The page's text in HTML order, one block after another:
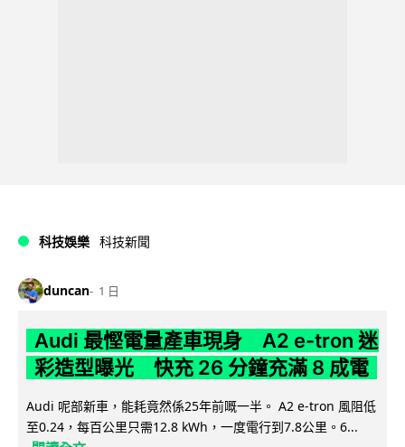
科技娛樂 科技新聞
duncan 1 日
Audi 最慳電量產車現身 A2 e-tron 迷
彩造型曝光 快充 26 分鐘充滿 8 成電
Audi 呢部新車，能耗竟然係25年前嘅一半。 A2 e-tron 風阻低
至0.24，每百公里只需12.8 kWh，一度電行到7.8公里。6...